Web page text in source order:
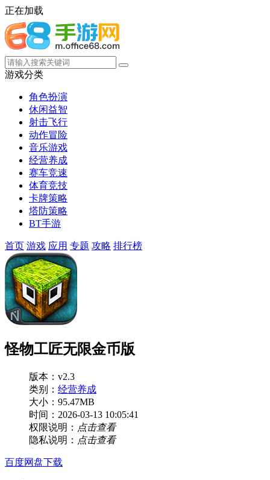
正在加载
游戏分类
角色扮演
休闲益智
射击飞行
动作冒险
音乐游戏
经营养成
赛车竞速
体育竞技
卡牌策略
塔防策略
BT手游
首页 游戏 应用 专题 攻略 排行榜
怪物工匠无限金币版
版本：v2.3
类别： 经营养成
大小：95.47MB
时间：2026-03-13 10:05:41
权限说明： 点击查看
隐私说明： 点击查看
百度网盘下载